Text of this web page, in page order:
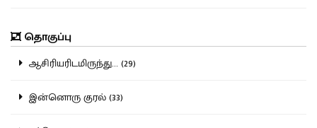
தொகுப்பு
ஆசிரியரிடமிருந்து... (29)
இன்னொரு குரல் (33)